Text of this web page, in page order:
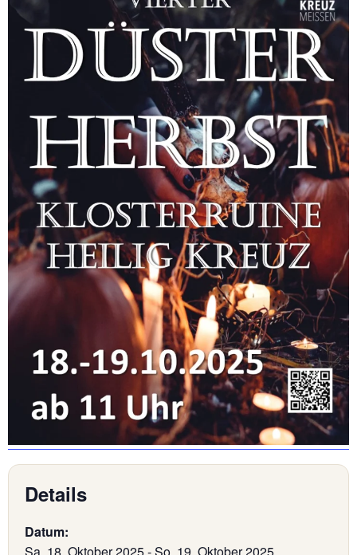
Details
Datum:
Sa. 18. Oktober 2025-So. 19. Oktober 2025